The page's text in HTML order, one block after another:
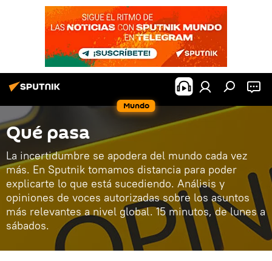
Mundo
Qué pasa
La incertidumbre se apodera del mundo cada vez
más. En Sputnik tomamos distancia para poder
explicarte lo que está sucediendo. Análisis y
opiniones de voces autorizadas sobre los asuntos
más relevantes a nivel global. 15 minutos, de lunes a
sábados.